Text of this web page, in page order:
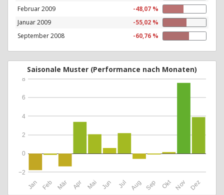
Februar 2009
-48,07 %
Januar 2009
-55,02 %
September 2008
-60,76 %
Saisonale Muster (Performance nach Monaten)
Jan Feb Mär Apr Mai Jun Jul Aug Sep Okt Nov Dez
−2
0
2
4
6
8